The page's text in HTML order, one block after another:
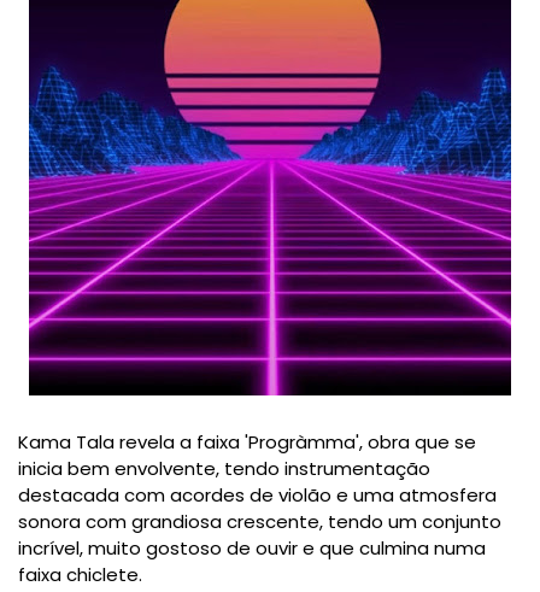
Kama Tala revela a faixa 'Progràmma', obra que se
inicia bem envolvente, tendo instrumentação
destacada com acordes de violão e uma atmosfera
sonora com grandiosa crescente, tendo um conjunto
incrível, muito gostoso de ouvir e que culmina numa
faixa chiclete.